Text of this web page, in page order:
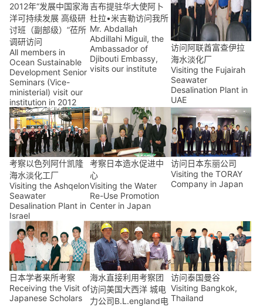
2012年“发展中国家海
洋可持续发展 高级研
讨班（副部级）”莅所
调研访问
All members in
Ocean Sustainable
Development Senior
Seminars (Vice-
ministerial) visit our
institution in 2012
吉布提驻华大使阿卜
杜拉•米吉勒访问我所
Mr. Abdallah
Abdillahi Miguil, the
Ambassador of
Djibouti Embassy,
visits our institute
访问阿联酋富查伊拉
海水淡化厂
Visiting the Fujairah
Seawater
Desalination Plant in
UAE
考察以色列阿什凯隆
海水淡化工厂
Visiting the Ashqelon
Seawater
Desalination Plant in
Israel
考察日本造水促进中
心
Visiting the Water
Re-Use Promotion
Center in Japan
访问日本东丽公司
Visiting the TORAY
Company in Japan
日本学者来所考察
Receiving the Visit of
Japanese Scholars
海水直接利用考察团
访问美国大西洋 城电
力公司B.L.england电
访问泰国曼谷
Visiting Bangkok,
Thailand